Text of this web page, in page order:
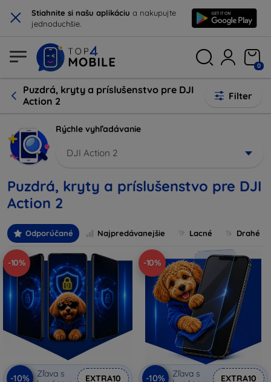
× Stiahnite si našu aplikáciu a nakupujte
jednoduchšie.
0
Puzdrá, kryty a príslušenstvo pre DJI
Action 2
Filter
Rýchle vyhľadávanie
DJI Action 2
Puzdrá, kryty a príslušenstvo pre DJI
Action 2
Odporúčané Najpredávanejšie Lacné Drahé
-10%
-10%
Zľava s
EXTRA10
-10%
-10%
Zľava s
EXTRA10